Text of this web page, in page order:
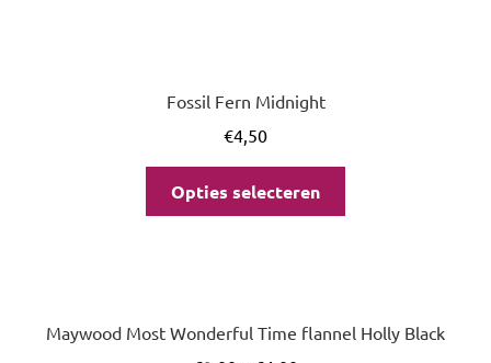
Fossil Fern Midnight
€4,50
Opties selecteren
Maywood Most Wonderful Time flannel Holly Black